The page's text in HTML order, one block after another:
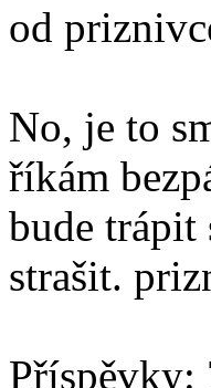
od
No, je to
říkám
bude
strašit.
Příspěvky: